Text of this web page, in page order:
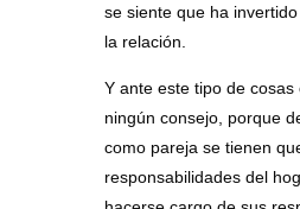
se siente que ha
la relación.
Y ante este tipo de
ningún consejo, porque
como pareja se tienen
responsabilidades del